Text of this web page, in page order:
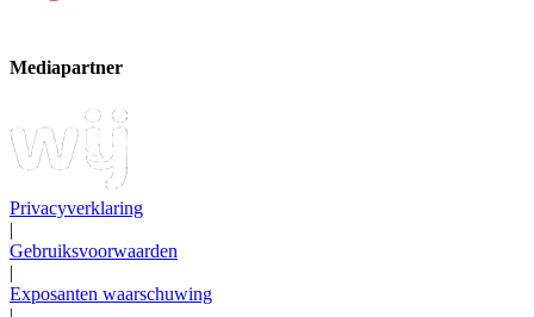
Mediapartner
Privacyverklaring
|
Gebruiksvoorwaarden
|
Exposanten waarschuwing